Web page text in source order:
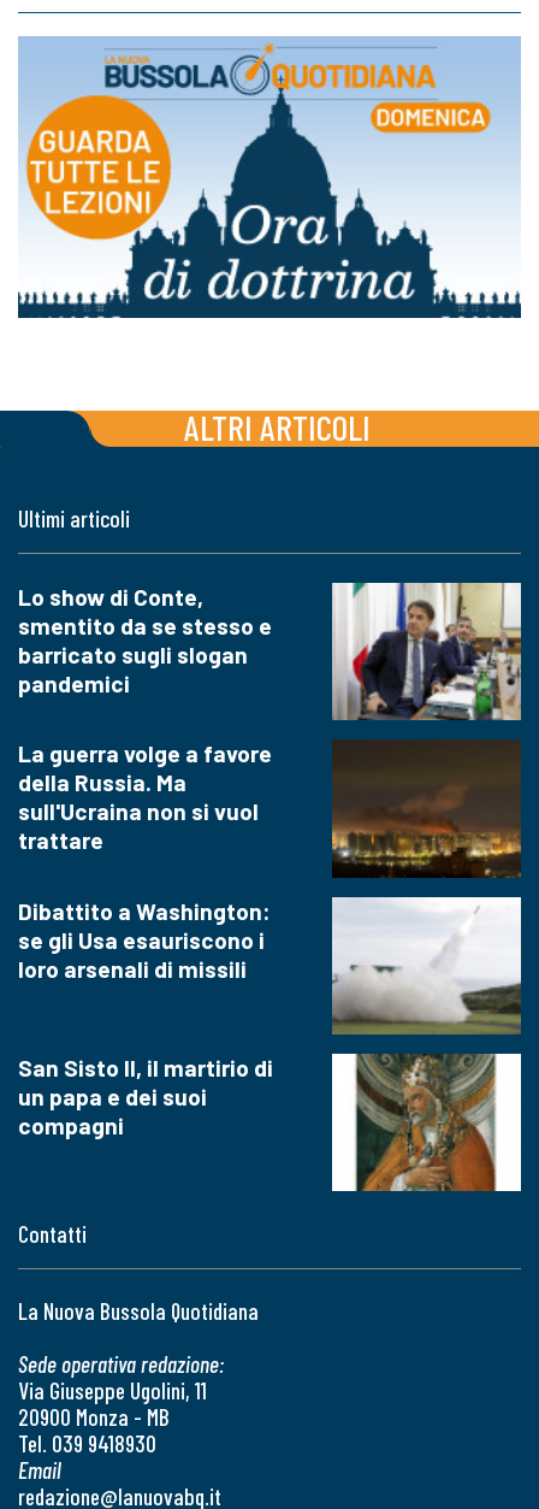
ALTRI ARTICOLI
Contatti
La Nuova Bussola Quotidiana
Sede operativa redazione:
Via Giuseppe Ugolini, 11
20900 Monza - MB
Tel. 039 9418930
Email
redazione@lanuovabq.it
Ultimi articoli
Lo show di Conte,
smentito da se stesso e
barricato sugli slogan
pandemici
La guerra volge a favore
della Russia. Ma
sull'Ucraina non si vuol
trattare
Dibattito a Washington:
se gli Usa esauriscono i
loro arsenali di missili
San Sisto II, il martirio di
un papa e dei suoi
compagni